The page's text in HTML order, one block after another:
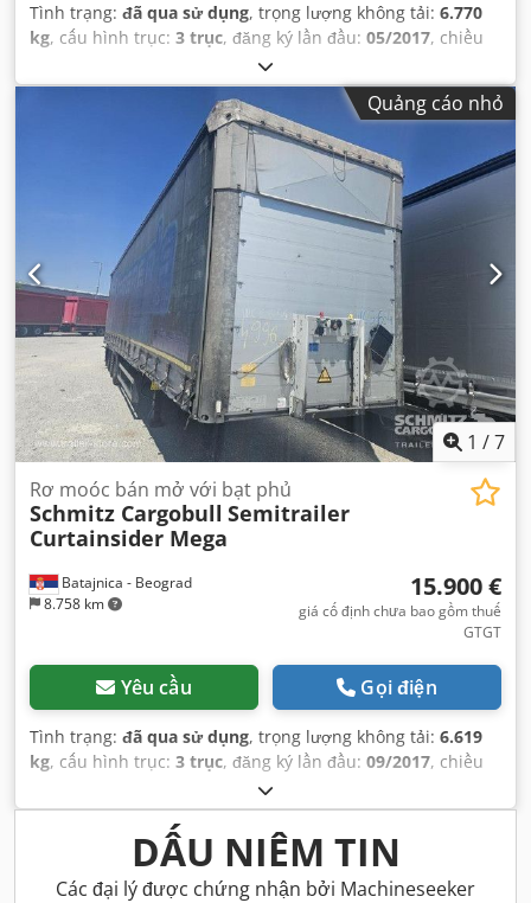
Tình trạng: đã qua sử dụng, trọng lượng không tải: 6.770
kg, cấu hình trục: 3 trục, đăng ký lần đầu: 05/2017, chiều
13.620 mm
hàng:2.480 mm, chiều cao khoang chứa hàng:3.000 mm,
thể tích khoang chứa hàng:101 m³ , hệ thống treo:không
, kích thước lốp xe:385/55 R22,5, màu sắc:
, Thiết bị: ABS
Quảng cáo nhỏ
1 /7
Batajnica - Beograd
8.758 km
Rơ moóc bán mở với bạt phủ
Schmitz Cargobull Semitrailer
Curtainsider Mega
15.900 €
giá cố định chưa bao gồm thuế
GTGT
Yêu cầu Gọi điện
Tình trạng: đã qua sử dụng, trọng lượng không tải: 6.619
kg, cấu hình trục: 3 trục, đăng ký lần đầu: 09/2017, chiều
13.620 mm
hàng:2.480 mm, chiều cao khoang chứa hàng:3.000 mm,
thể tích khoang chứa hàng:101 m³ , hệ thống treo:
, kích thước lốp xe:385/55 R22,5, màu sắc:
sản xuất:2017, Thiết bị:ABS ,
DẤU NIÊM TIN
Các đại lý được chứng nhận bởi Machineseeker